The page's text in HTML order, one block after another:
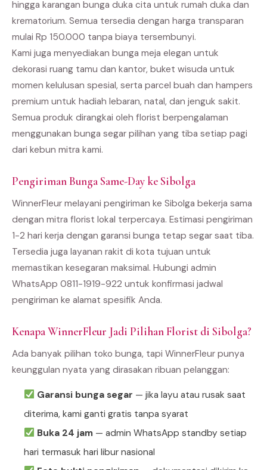
hingga karangan bunga duka cita untuk rumah duka dan
krematorium. Semua tersedia dengan harga transparan
mulai Rp 150.000 tanpa biaya tersembunyi.
Kami juga menyediakan bunga meja elegan untuk
dekorasi ruang tamu dan kantor, buket wisuda untuk
momen kelulusan spesial, serta parcel buah dan hampers
premium untuk hadiah lebaran, natal, dan jenguk sakit.
Semua produk dirangkai oleh florist berpengalaman
menggunakan bunga segar pilihan yang tiba setiap pagi
dari kebun mitra kami.
Pengiriman Bunga Same-Day ke Sibolga
WinnerFleur melayani pengiriman ke Sibolga bekerja sama
dengan mitra florist lokal terpercaya. Estimasi pengiriman
1-2 hari kerja dengan garansi bunga tetap segar saat tiba.
Tersedia juga layanan rakit di kota tujuan untuk
memastikan kesegaran maksimal. Hubungi admin
WhatsApp 0811-1919-922 untuk konfirmasi jadwal
pengiriman ke alamat spesifik Anda.
Kenapa WinnerFleur Jadi Pilihan Florist di Sibolga?
Ada banyak pilihan toko bunga, tapi WinnerFleur punya
keunggulan nyata yang dirasakan ribuan pelanggan:
Garansi bunga segar — jika layu atau rusak saat
diterima, kami ganti gratis tanpa syarat
Buka 24 jam— admin WhatsApp standby setiap
hari termasuk hari libur nasional